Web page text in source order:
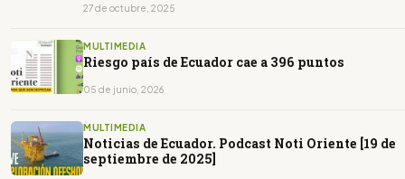
27 de octubre, 2025
MULTIMEDIA
Riesgo país de Ecuador cae a 396 puntos
05 de junio, 2026
MULTIMEDIA
Noticias de Ecuador. Podcast Noti Oriente [19 de
septiembre de 2025]